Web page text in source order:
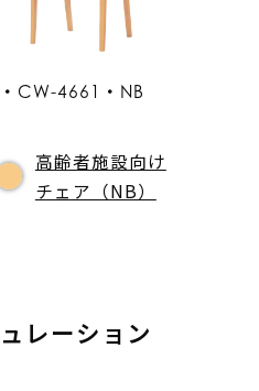
CW-4661・NB
高齢者施設向け
チェア（NB）
レーション